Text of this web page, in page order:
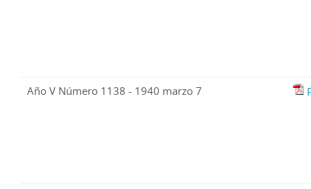
Año V Número 1138 - 1940 marzo 7